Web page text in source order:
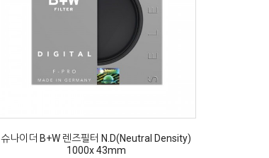
슈나이더 B+W 렌즈필터 N.D(Neutral Density)
1000x 43mm